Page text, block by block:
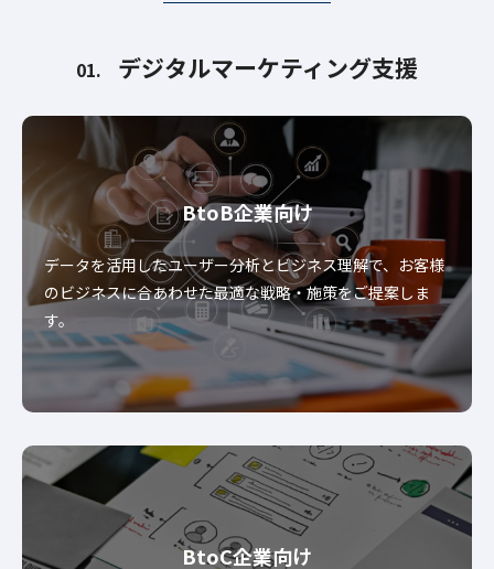
01. デジタルマーケティング支援
BtoB企業向け
データを活用したユーザー分析とビジネス理解で、お客様
のビジネスに合あわせた最適な戦略・施策をご提案しま
す。
BtoC企業向け